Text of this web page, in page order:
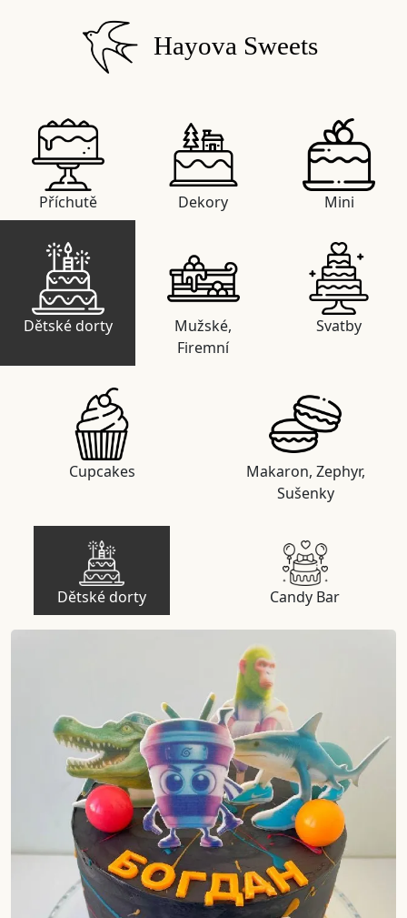
Hayova Sweets
Příchutě Dekory Mini
Dětské dorty
Mužské,
Firemní
Svatby
Cupcakes
Makaron, Zephyr,
Sušenky
Dětské dorty Candy Bar